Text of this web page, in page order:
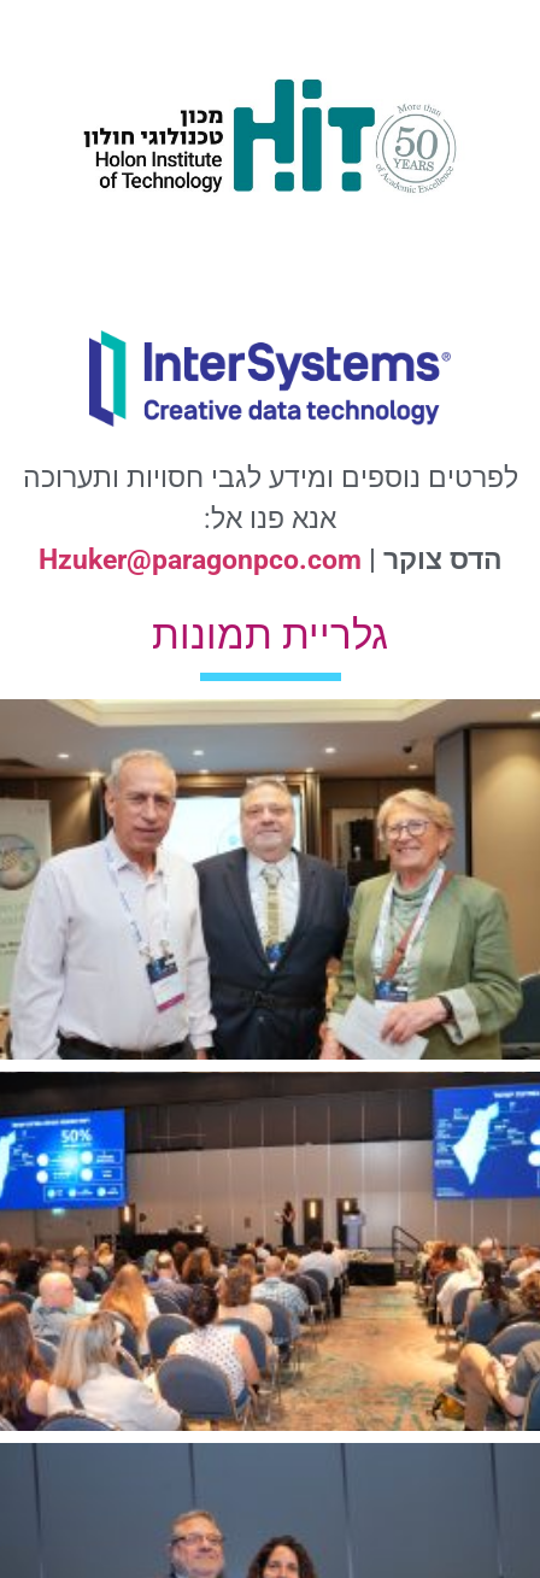
לפרטים נוספים ומידע לגבי חסויות ותערוכה
אנא פנו אל:
הדס צוקר | Hzuker@paragonpco.com
גלריית תמונות